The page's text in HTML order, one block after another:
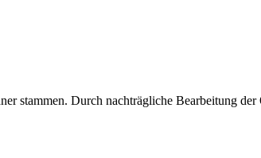
stammen. Durch nachträgliche Bearbeitung